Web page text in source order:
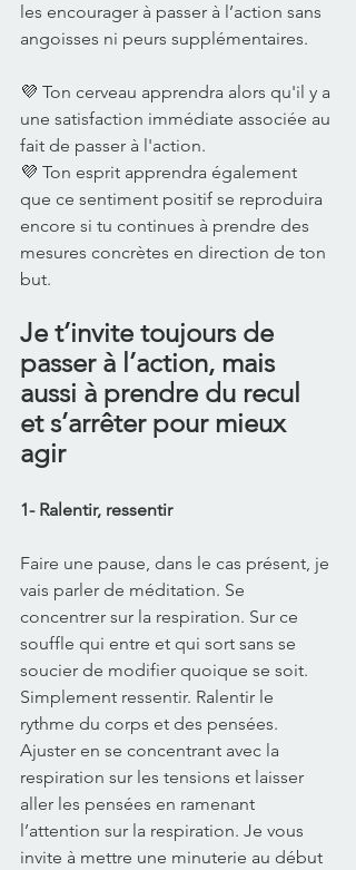
les encourager à passer à l’action sans
angoisses ni peurs supplémentaires.
💜 Ton cerveau apprendra alors qu'il y a
une satisfaction immédiate associée au
fait de passer à l'action.
💜 Ton esprit apprendra également
que ce sentiment positif se reproduira
encore si tu continues à prendre des
mesures concrètes en direction de ton
but.
Je t’invite toujours de
passer à l’action, mais
aussi à prendre du recul
et s’arrêter pour mieux
agir
1- Ralentir, ressentir
Faire une pause, dans le cas présent, je
vais parler de méditation. Se
concentrer sur la respiration. Sur ce
souffle qui entre et qui sort sans se
soucier de modifier quoique se soit.
Simplement ressentir. Ralentir le
rythme du corps et des pensées.
Ajuster en se concentrant avec la
respiration sur les tensions et laisser
aller les pensées en ramenant
l’attention sur la respiration. Je vous
invite à mettre une minuterie au début